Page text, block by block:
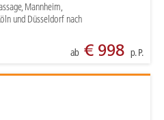
Mannheim,
und Düsseldorf nach
ab€ 998 p. P.